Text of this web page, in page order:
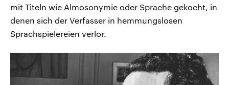
mit Titeln wie Almosonymie oder Sprache gekocht, in
denen sich der Verfasser in hemmungslosen
Sprachspielereien verlor.